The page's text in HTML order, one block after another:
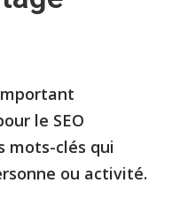
le SEO
mots-clés qui
ou activité.